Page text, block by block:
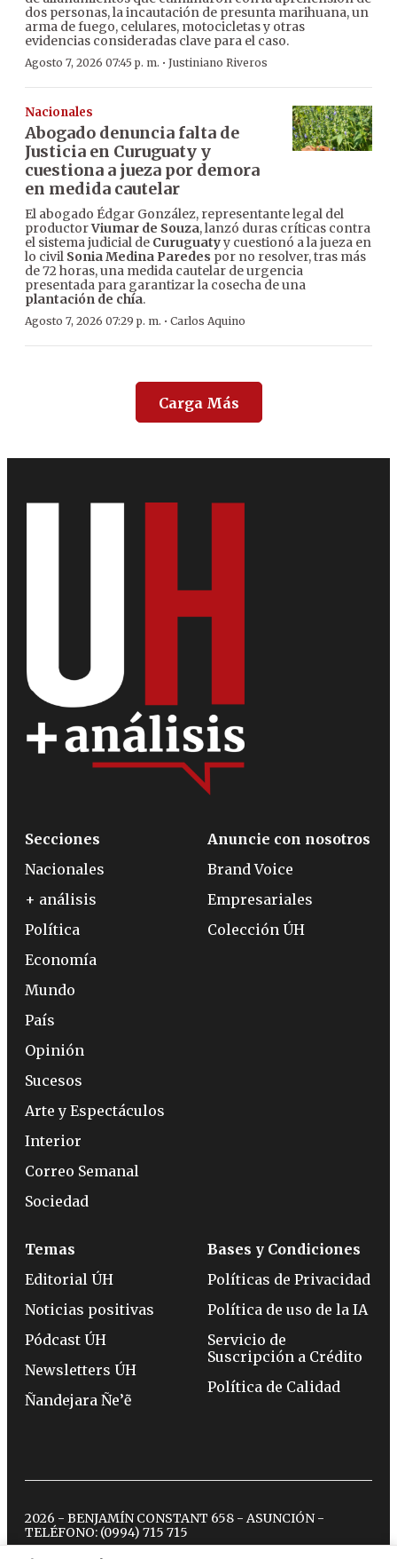
dos personas, la incautación de presunta marihuana, un
arma de fuego, celulares, motocicletas y otras
evidencias consideradas clave para el caso.
Agosto 7, 2026 07:45 p. m. · Justiniano Riveros
Nacionales
Abogado denuncia falta de
Justicia en Curuguaty y
cuestiona a jueza por demora
en medida cautelar
El abogado Édgar González, representante legal del
productorViumar de Souza, lanzó duras críticas contra
el sistema judicial de Curuguatyy cuestionó a la jueza en
lo civil Sonia Medina Paredes por no resolver, tras más
de 72 horas, una medida cautelar de urgencia
presentada para garantizar la cosecha de una
plantación de chía.
Agosto 7, 2026 07:29 p. m. · Carlos Aquino
Carga Más
Secciones
Nacionales
+ análisis
Política
Economía
Mundo
País
Opinión
Sucesos
Arte y Espectáculos
Interior
Correo Semanal
Sociedad
Anuncie con nosotros
Brand Voice
Empresariales
Colección ÚH
Temas
Editorial ÚH
Noticias positivas
Pódcast ÚH
Newsletters ÚH
Ñandejara Ñe’ẽ
Bases y Condiciones
Políticas de Privacidad
Política de uso de la IA
Servicio de
Suscripción a Crédito
Política de Calidad
2026 - BENJAMÍN CONSTANT 658 - ASUNCIÓN -
TELÉFONO: (0994) 715 715